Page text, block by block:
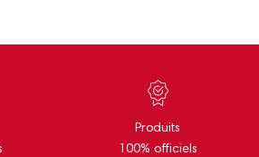
Produits
100% officiels